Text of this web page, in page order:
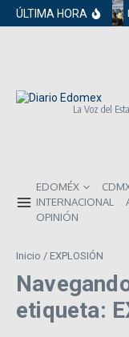
Saltar al contenido
ÚLTIMA HORA
La Voz del
EDOMÉX
INTERNACIONAL
OPINIÓN
Inicio / EXPLOSIÓN
etiqueta: